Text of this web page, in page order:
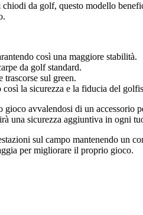
da golf, questo modello
così una maggiore stabilità.
da golf standard.
trascorse sul green.
la sicurezza e la fiducia del
avvalendosi di un
una sicurezza aggiuntiva in ogni
sul campo mantenendo
per migliorare il proprio gioco.